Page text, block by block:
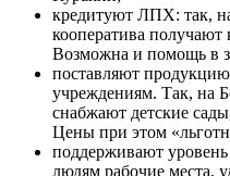
кредитуют ЛПХ: так,
кооператива
Возможна и помощь в
поставляют
учреждениям. Так, на
снабжают детские
Цены при этом
поддерживают
людям рабочие места,